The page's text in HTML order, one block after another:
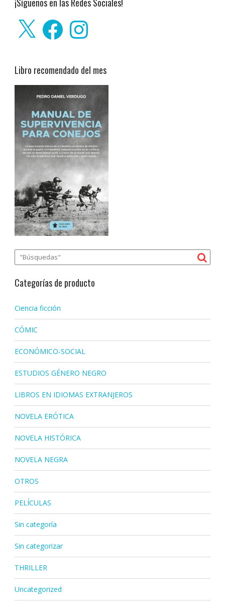
¡Síguenos en las Redes Sociales!
FacebookInstagram
Libro recomendado del mes
Categorías de producto
Ciencia ficción
CÓMIC
ECONÓMICO-SOCIAL
ESTUDIOS GÉNERO NEGRO
LIBROS EN IDIOMAS EXTRANJEROS
NOVELA ERÓTICA
NOVELA HISTÓRICA
NOVELA NEGRA
OTROS
PELÍCULAS
Sin categoría
Sin categorizar
THRILLER
Uncategorized